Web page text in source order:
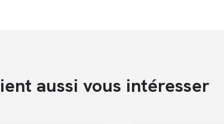
aussi vous intéresser